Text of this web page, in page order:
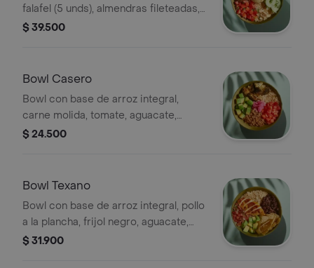
falafel (5 unds), almendras fileteadas,
tomate, pepino, hummus y perejil.
$ 39.500
Bowl Casero
Bowl con base de arroz integral,
carne molida, tomate, aguacate,
cebolla encurtida, brócoli rostizado y
$ 24.500
Bowl Texano
Bowl con base de arroz integral, pollo
a la plancha, frijol negro, aguacate,
pico de gallo y totopos.
$ 31.900